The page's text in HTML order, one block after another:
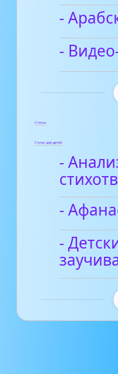
-
-
Статьи
Стихи для детей
-
-
-